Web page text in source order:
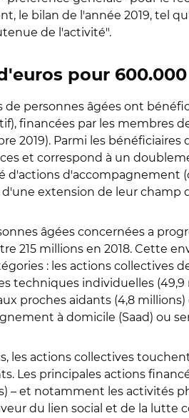
le bilan de l'année 2019, tel
de l'activité".
pour
de personnes âgées ont
financées par les membres
2019). Parmi les
et correspond à un
d'actions d'accompagnement
d'une extension de leur champ
âgées concernées a
215 millions en 2018. Cette
: les actions collectives
techniques individuelles
proches aidants (4,8
à domicile (Saad) ou
les actions collectives
Les principales actions
– et notamment les activités
du lien social et de la lutte